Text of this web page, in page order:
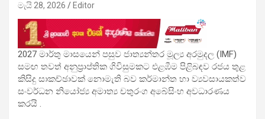
මැයි 28, 2026 Editor
2027 මාර්තු මාසයෙන් පසුව ජාත්‍යන්තර මූල්‍ය අරමුදල (IMF)
සමඟ තවත් අනුප්‍රාප්තික ගිවිසුමකට එළඹීම පිළිබඳව රජය තුළ
කිසිදු සාකච්ඡාවක් නොමැති බව කර්මාන්ත හා ව්‍යවසායකත්ව
සංවර්ධන නියෝජ්‍ය අමාත්‍ය චතුරංග අබේසිංහ අවධාරණය
කරයි .